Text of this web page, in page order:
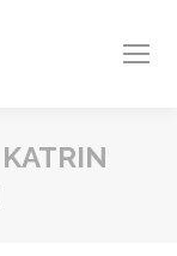
KATRIN